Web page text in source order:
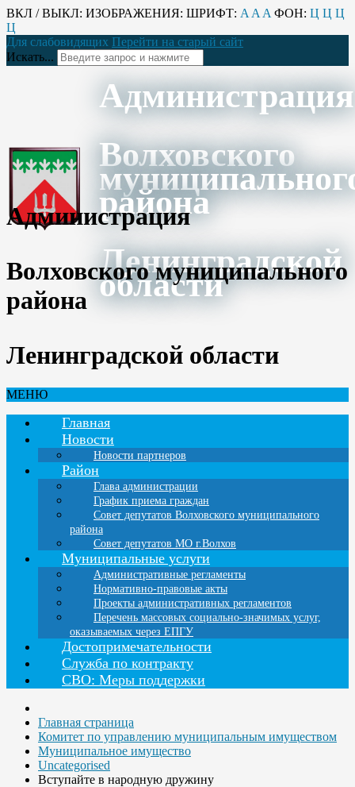
ВКЛ / ВЫКЛ: ИЗОБРАЖЕНИЯ: ШРИФТ: A A A ФОН: Ц Ц Ц
Ц
Для слабовидящих Перейти на старый сайт
Искать...
Администрация
Волховского
района
Ленинградской
области
Администрация
Волховского муниципального
района
Ленинградской области
МЕНЮ
Главная
Новости
Новости партнеров
Район
Глава администрации
График приема граждан
Совет депутатов Волховского муниципального
района
Совет депутатов МО г.Волхов
Муниципальные услуги
Административные регламенты
Нормативно-правовые акты
Проекты административных регламентов
Перечень массовых социально-значимых услуг,
оказываемых через ЕПГУ
Достопримечательности
Служба по контракту
СВО: Меры поддержки
Главная страница
Комитет по управлению муниципальным имуществом
Муниципальное имущество
Uncategorised
Вступайте в народную дружину